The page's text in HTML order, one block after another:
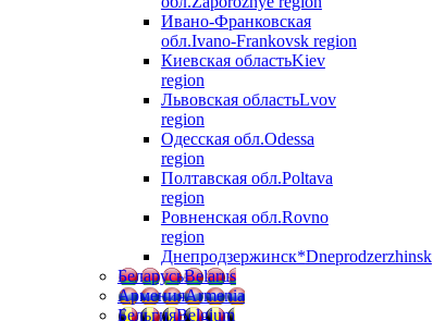
Ивано-Франковская
обл.Ivano-Frankovsk region
Киевская областьKiev
region
Львовская областьLvov
region
Одесская обл.Odessa
region
Полтавская обл.Poltava
region
Ровненская обл.Rovno
region
Днепродзержинск*Dneprodzerzhinsk
БеларусьBelarus
АрменияArmenia
БельгияBelgium